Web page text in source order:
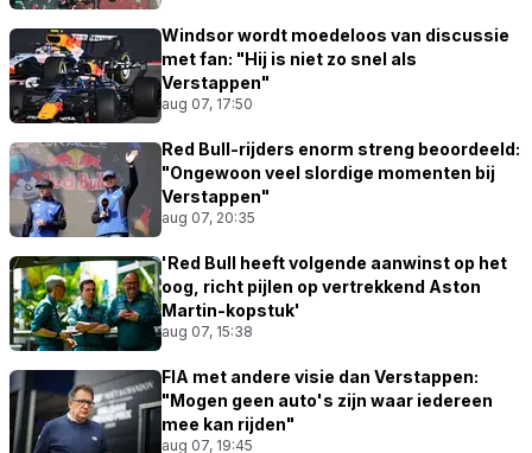
Windsor wordt moedeloos van discussie
met fan: "Hij is niet zo snel als
Verstappen"
aug 07, 17:50
Red Bull-rijders enorm streng beoordeeld:
"Ongewoon veel slordige momenten bij
Verstappen"
aug 07, 20:35
'Red Bull heeft volgende aanwinst op het
oog, richt pijlen op vertrekkend Aston
Martin-kopstuk'
aug 07, 15:38
FIA met andere visie dan Verstappen:
"Mogen geen auto's zijn waar iedereen
mee kan rijden"
aug 07, 19:45